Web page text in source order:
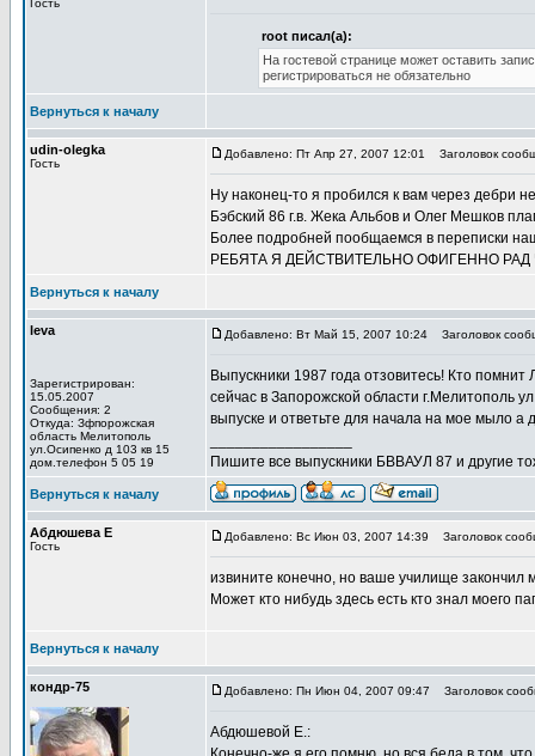
Гость
root писал(а):
На гостевой странице может оставить
регистрироваться не обязательно
Вернуться к началу
udin-olegka
Гость
Добавлено: Пт Апр 27, 2007 12:01 Заголовок
Ну наконец-то я пробился к вам через дебри
Бэбский 86 г.в. Жека Альбов и Олег Мешков
Более подробней пообщаемся в переписки
РЕБЯТА Я ДЕЙСТВИТЕЛЬНО ОФИГЕННО
Вернуться к началу
leva
Зарегистрирован:
15.05.2007
Сообщения: 2
Откуда: Зфпорожская
область Мелитополь
ул.Осипенко д 103 кв 15
дом.телефон 5 05 19
Добавлено: Вт Май 15, 2007 10:24 Заголовок
Выпускники 1987 года отзовитесь! Кто
сейчас в Запорожской области г.Мелитополь
выпуске и ответьте для начала на мое мыло а
Пишите все выпускники БВВАУЛ 87 и другие
Вернуться к началу
Абдюшева Е
Гость
Добавлено: Вс Июн 03, 2007 14:39 Заголовок
извините конечно, но ваше училище закончил
Может кто нибудь здесь есть кто знал моего
Вернуться к началу
кондр-75 Добавлено: Пн Июн 04, 2007 09:47 Заголовок
Абдюшевой Е.: